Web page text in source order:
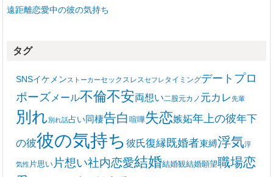
遠距離恋愛中の彼の気持ち
タグ
SNSイケメンストーカーセックスレスセフレタイミングデート プロ
ポーズ メール不倫不安両想い二股元カノ 元カレ先輩
別れ別れ話占い同棲告白 喧嘩失恋嫉妬年上の彼年下
の彼彼の気持ち 彼氏復縁既婚者束縛浮気浮
気性 片思い片想い社内恋愛結婚結婚観結婚願望職場恋